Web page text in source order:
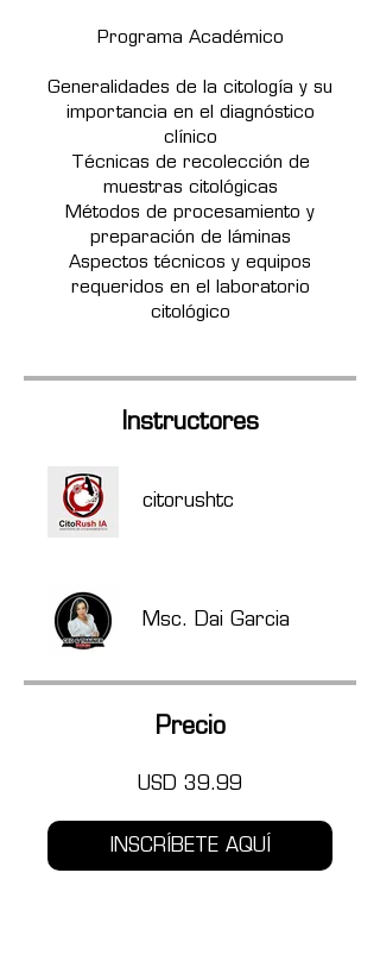
Programa Académico
Generalidades de la citología y su
importancia en el diagnóstico
clínico
Técnicas de recolección de
muestras citológicas
Métodos de procesamiento y
preparación de láminas
Aspectos técnicos y equipos
requeridos en el laboratorio
citológico
Instructores
citorushtc
Msc. Dai Garcia
Precio
USD 39.99
INSCRÍBETE AQUÍ